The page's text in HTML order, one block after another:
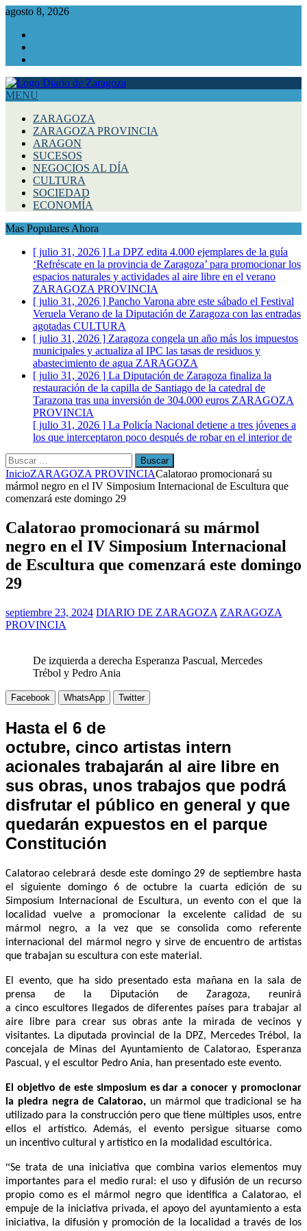
agosto 8, 2026
MENU
ZARAGOZA
ZARAGOZA PROVINCIA
ARAGON
SUCESOS
NEGOCIOS AL DÍA
CULTURA
SOCIEDAD
ECONOMÍA
Mas Populares Ahora
[ julio 31, 2026 ] La DPZ edita 4.000 ejemplares de la guía
‘Refréscate en la provincia de Zaragoza’ para promocionar los
espacios naturales y actividades al aire libre en el verano
ZARAGOZA PROVINCIA
[ julio 31, 2026 ] Pancho Varona abre este sábado el Festival
Veruela Verano de la Diputación de Zaragoza con las entradas
agotadas CULTURA
[ julio 31, 2026 ] Zaragoza congela un año más los impuestos
municipales y actualiza al IPC las tasas de residuos y
abastecimiento de agua ZARAGOZA
[ julio 31, 2026 ] La Diputación de Zaragoza finaliza la
restauración de la capilla de Santiago de la catedral de
Tarazona tras una inversión de 304.000 euros ZARAGOZA
PROVINCIA
[ julio 31, 2026 ] La Policía Nacional detiene a tres jóvenes a
los que interceptaron poco después de robar en el interior de
Buscar:
InicioZARAGOZA PROVINCIA Calatorao promocionará su
mármol negro en el IV Simposium Internacional de Escultura que
Calatorao promocionará su mármol
negro en el IV Simposium Internacional
de Escultura que comenzará este domingo
septiembre 23, 2024
De izquierda a derecha Esperanza Pascual, Mercedes
Hasta el 6 de
octubre,cincoartistas intern
acionalestrabajarán al aire libre en
sus obra s, unos trabajos que podrá
disfrutar el público en general y que
quedarán expuestos en el parque
Calatorao celebrarádesde este domingo 29 de septiembre hasta
el siguiente domingo 6 de octubre la cuarta edición de su
Simposium Internacional de Escultura, un evento con el que la
localidad vuelve a promocionar la excelente calidad de su
mármol negro,
a la vez que se consolida como referente
internacional del mármol negro y sirve de encuentro de artistas
El evento, que ha sido presentado esta mañana en la sala de
prensa de la Diputación de Zaragoza, reunirá
acincoescultoresllegados de diferentes paísespara trabajar al
aire libre para crear sus obras ante la mirada de vecinos y
visitantes.La diputada provincial de la DPZ, Mercedes Trébol, la
concejala de Minas del Ayuntamiento de Calatorao, Esperanza
El objetivo de este simposium es dar a conocer y promocionar
la piedra negra de Calatorao,un mármol que tradicional se ha
utilizado para la construcción pero que tiene múltiples usos, entre
ellos el artístico. Además, el evento persigue situarse como
“Se trata de una iniciativa que combina varios elementos muy
importantes para el medio rural: el uso y difusión de un recurso
propio como es el mármol negro que identifica a Calatorao, el
empuje de la iniciativa privada, el apoyo del ayuntamiento a esta